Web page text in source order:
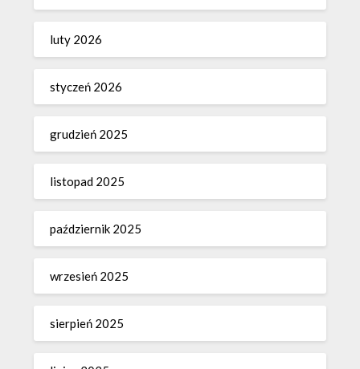
luty 2026
styczeń 2026
grudzień 2025
listopad 2025
październik 2025
wrzesień 2025
sierpień 2025